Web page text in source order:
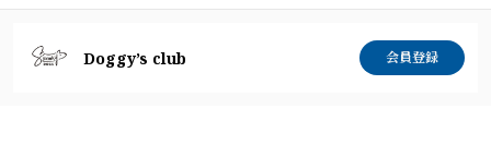
Doggy’s club 会員登録